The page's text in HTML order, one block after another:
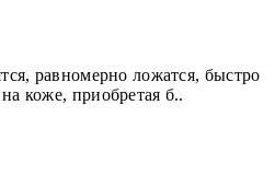
равномерно ложатся, быстро
коже, приобретая б..